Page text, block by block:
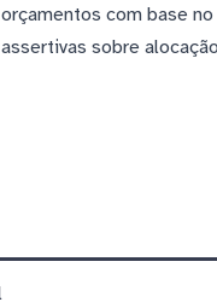
orçamentos com base
assertivas sobre